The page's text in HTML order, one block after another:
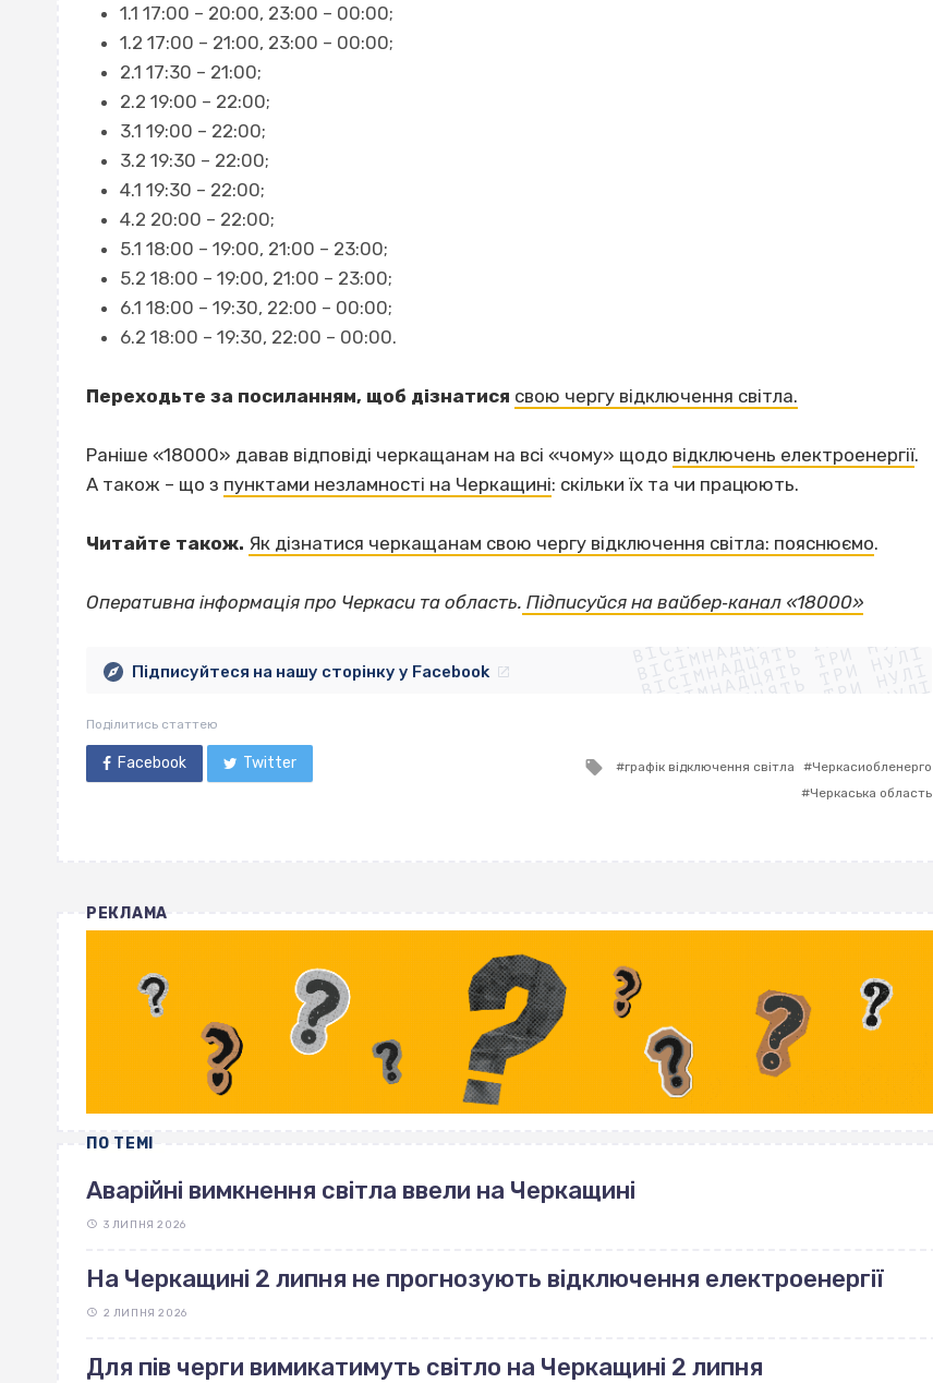
1.1 17:00 – 20:00, 23:00 – 00:00;
1.2 17:00 – 21:00, 23:00 – 00:00;
2.1 17:30 – 21:00;
2.2 19:00 – 22:00;
3.1 19:00 – 22:00;
3.2 19:30 – 22:00;
4.1 19:30 – 22:00;
4.2 20:00 – 22:00;
5.1 18:00 – 19:00, 21:00 – 23:00;
5.2 18:00 – 19:00, 21:00 – 23:00;
6.1 18:00 – 19:30, 22:00 – 00:00;
6.2 18:00 – 19:30, 22:00 – 00:00.
Переходьте за посиланням, щоб дізнатися свою чергу відключення світла.
Раніше «18000» давав відповіді черкащанам на всі «чому» щодо відключень електроенергії.
А також – що з пунктами незламності на Черкащині: скільки їх та чи працюють.
Читайте також. Як дізнатися черкащанам свою чергу відключення світла: пояснюємо.
Оперативна інформація про Черкаси та область. Підписуйся на вайбер‐канал «18000»
ВІСІМНАДЦЯТЬ ТРИ НУЛІ
ВІСІМНАДЦЯТЬ ТРИ НУЛІ
ВІСІМНАДЦЯТЬ ТРИ НУЛІ
ВІСІМНАДЦЯТЬ ТРИ НУЛІ
ВІСІМНАДЦЯТЬ ТРИ НУЛІ
ВІСІМНАДЦЯТЬ ТРИ НУЛІ
ВІСІМНАДЦЯТЬ ТРИ НУЛІ
ВІСІМНАДЦЯТЬ ТРИ НУЛІ
Підписуйтеся на нашу сторінку у Facebook
Поділитись статтею
Facebook Twitter
Tagged
графік відключення світла
Черкасиобленерго
Черкаська область
РЕКЛАМА
ПО ТЕМІ
Аварійні вимкнення світла ввели на Черкащині
3 ЛИПНЯ 2026
На Черкащині 2 липня не прогнозують відключення електроенергії
2 ЛИПНЯ 2026
Для пів черги вимикатимуть світло на Черкащині 2 липня